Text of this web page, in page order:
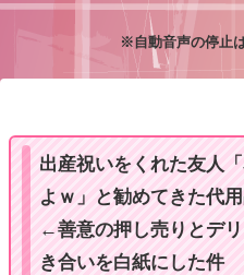
※自動音声の停止
出産祝いをくれた友人
よｗ」と勧めてきた代
←善意の押し売りとデ
き合いを白紙にした件